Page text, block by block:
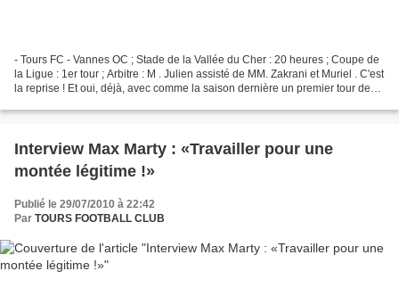
- Tours FC - Vannes OC ; Stade de la Vallée du Cher : 20 heures ; Coupe de
la Ligue : 1er tour ; Arbitre : M . Julien assisté de MM. Zakrani et Muriel . C'est
la reprise ! Et oui, déjà, avec comme la saison dernière un premier tour de
Interview Max Marty : «Travailler pour une
montée légitime !»
Publié le 29/07/2010 à 22:42
Par TOURS FOOTBALL CLUB